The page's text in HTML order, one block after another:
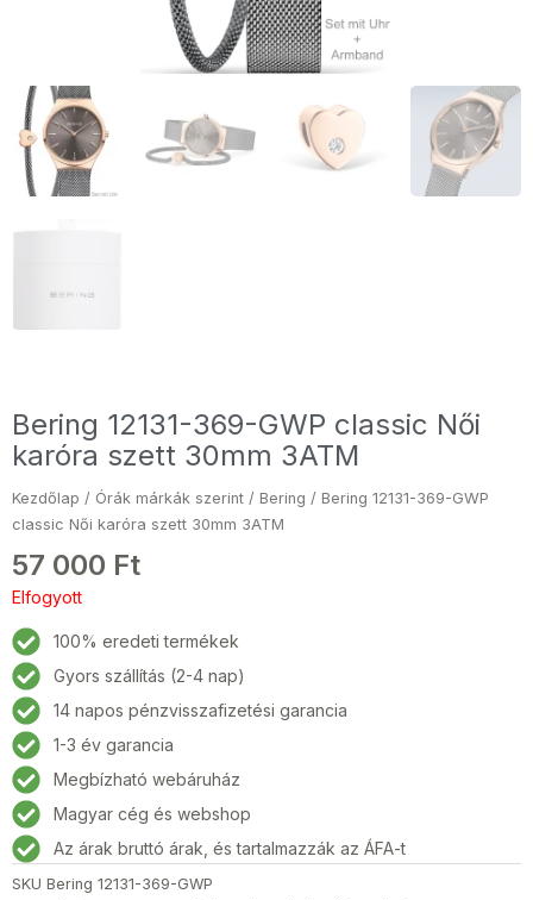
Bering 12131-369-GWP classic Női
karóra szett 30mm 3ATM
Kezdőlap / Órák márkák szerint / Bering / Bering 12131-369-GWP
classic Női karóra szett 30mm 3ATM
57 000 Ft
Elfogyott
100% eredeti termékek
Gyors szállítás (2-4 nap)
14 napos pénzvisszafizetési garancia
1-3 év garancia
Megbízható webáruház
Magyar cég és webshop
Az árak bruttó árak, és tartalmazzák az ÁFA-t
SKU Bering 12131-369-GWP